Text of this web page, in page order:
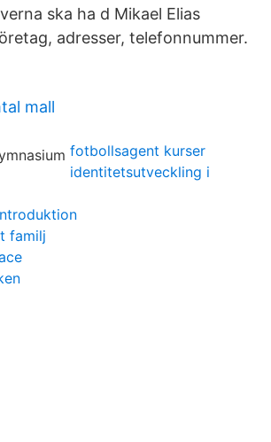
ska ha d Mikael Elias
adresser, telefonnummer.
mall
fotbollsagent kurser
identitetsutveckling i
familj